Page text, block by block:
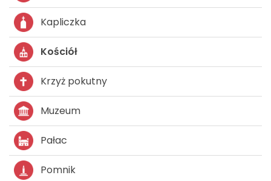
Kapliczka
Kościół
Krzyż pokutny
Muzeum
Pałac
Pomnik